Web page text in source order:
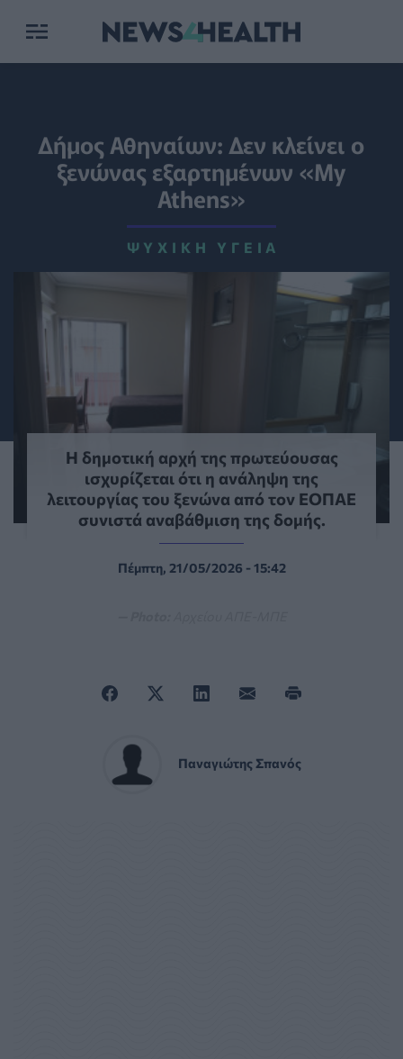
Δήμος Αθηναίων: Δεν κλείνει ο
ξενώνας εξαρτημένων «My
Athens»
ΨΥΧΙΚΉ ΥΓΕΊΑ
Η δημοτική αρχή της πρωτεύουσας
ισχυρίζεται ότι η ανάληψη της
λειτουργίας του ξενώνα από τον ΕΟΠΑΕ
συνιστά αναβάθμιση της δομής.
Πέμπτη, 21/05/2026 - 15:42
Παναγιώτης Σπανός